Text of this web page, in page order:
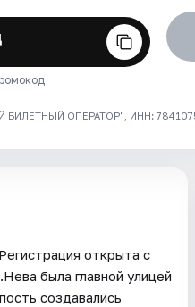
ОПЕРАТОР", ИНН:
открыта с
была главной улицей
создавались